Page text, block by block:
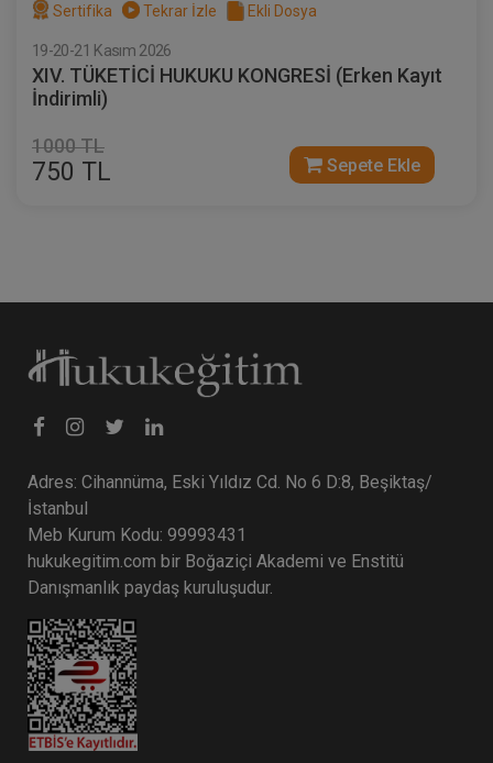
Sertifika Tekrar İzle Ekli Dosya
19-20-21 Kasım 2026
XIV. TÜKETİCİ HUKUKU KONGRESİ (Erken Kayıt
İndirimli)
1000 TL
750 TL Sepete Ekle
Adres: Cihannüma, Eski Yıldız Cd. No 6 D:8, Beşiktaş/
İstanbul
Meb Kurum Kodu: 99993431
hukukegitim.com bir Boğaziçi Akademi ve Enstitü
Danışmanlık paydaş kuruluşudur.